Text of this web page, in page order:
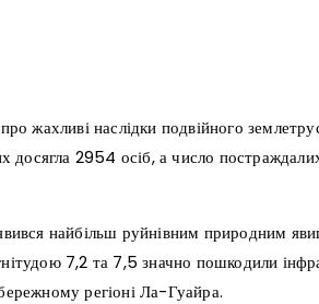
жахливі наслідки подвійного
досягла 2954 осіб, а число
найбільш руйнівним природним
7,2 та 7,5 значно пошкодили
регіоні Ла-Гуайра.